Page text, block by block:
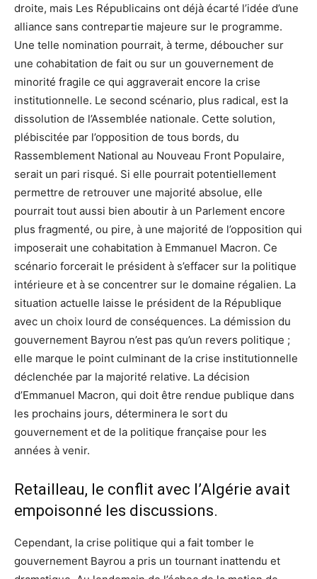
droite, mais Les Républicains ont déjà écarté l’idée d’une
alliance sans contrepartie majeure sur le programme.
Une telle nomination pourrait, à terme, déboucher sur
une cohabitation de fait ou sur un gouvernement de
minorité fragile ce qui aggraverait encore la crise
institutionnelle. Le second scénario, plus radical, est la
dissolution de l’Assemblée nationale. Cette solution,
plébiscitée par l’opposition de tous bords, du
Rassemblement National au Nouveau Front Populaire,
serait un pari risqué. Si elle pourrait potentiellement
permettre de retrouver une majorité absolue, elle
pourrait tout aussi bien aboutir à un Parlement encore
plus fragmenté, ou pire, à une majorité de l’opposition qui
imposerait une cohabitation à Emmanuel Macron. Ce
scénario forcerait le président à s’effacer sur la politique
intérieure et à se concentrer sur le domaine régalien. La
situation actuelle laisse le président de la République
avec un choix lourd de conséquences. La démission du
gouvernement Bayrou n’est pas qu’un revers politique ;
elle marque le point culminant de la crise institutionnelle
déclenchée par la majorité relative. La décision
d’Emmanuel Macron, qui doit être rendue publique dans
les prochains jours, déterminera le sort du
gouvernement et de la politique française pour les
années à venir.
Retailleau, le conflit avec l’Algérie avait
empoisonné les discussions.
Cependant, la crise politique qui a fait tomber le
gouvernement Bayrou a pris un tournant inattendu et